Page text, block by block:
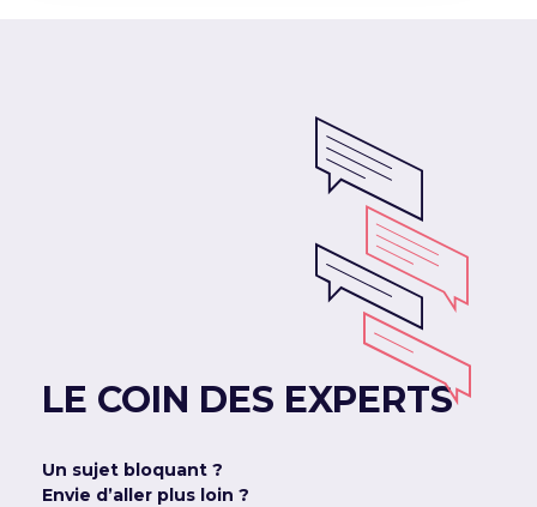
LE COIN DES EXPERTS
Un sujet bloquant ?
Envie d’aller plus loin ?